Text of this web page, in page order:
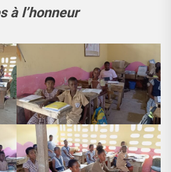
à l’honneur